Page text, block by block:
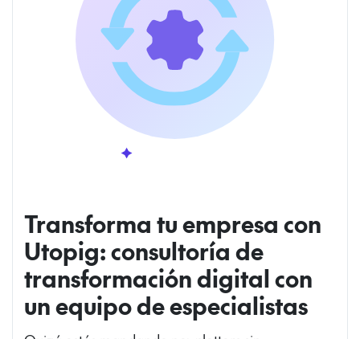
Transforma tu empresa con
Utopig: consultoría de
transformación digital con
un equipo de especialistas